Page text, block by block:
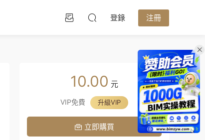
登錄 注冊
10.00 元
VIP免費 升級VIP
立即購買